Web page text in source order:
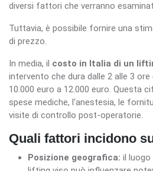
diversi fattori che verranno
Tuttavia, è possibile fornire una
di prezzo.
In media, il costo in Italia di un
intervento che dura dalle 2 alle 3 ore
10.000 euro a 12.000 euro. Questa
spese mediche, l'anestesia, le
visite di controllo post-operatorie.
Quali fattori incidono
Posizione geografica: il luogo